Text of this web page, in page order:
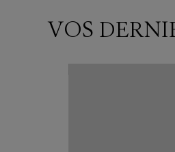
VOS